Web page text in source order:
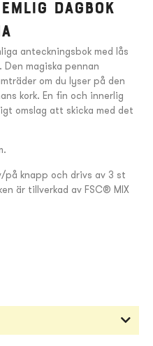
Dagbok
anteckningsbok med lås
magiska pennan
om du lyser på den
kork. En fin och innerlig
omslag att skicka med det
på knapp och drivs av 3 st
är tillverkad av FSC®️ MIX